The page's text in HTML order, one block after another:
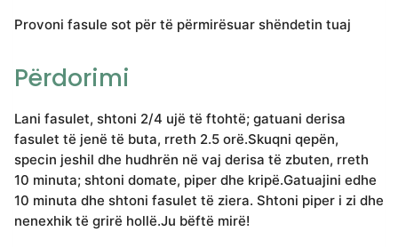
Provoni fasule sot për të përmirësuar shëndetin tuaj
Përdorimi
Lani fasulet, shtoni 2/4 ujë të ftohtë; gatuani derisa
fasulet të jenë të buta, rreth 2.5 orë.Skuqni qepën,
specin jeshil dhe hudhrën në vaj derisa të zbuten, rreth
10 minuta; shtoni domate, piper dhe kripë.Gatuajini edhe
10 minuta dhe shtoni fasulet të ziera. Shtoni piper i zi dhe
nenexhik të grirë hollë.Ju bëftë mirë!